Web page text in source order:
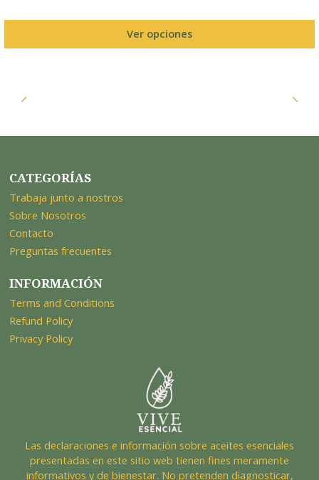
Ver opciones
CATEGORÍAS
Trabaja junto a nostros
Sobre Nosotros
Contacto
Preguntas frecuentes
INFORMACIÓN
Terms and Conditions
Refund Policy
Privacy Policy
Las declaraciones e información sobre aceites esenciales
presentadas en este sitio web tienen fines meramente
informativos y de bienestar. No pretenden diagnosticar,